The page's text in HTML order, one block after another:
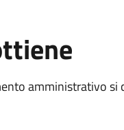
amministrativo